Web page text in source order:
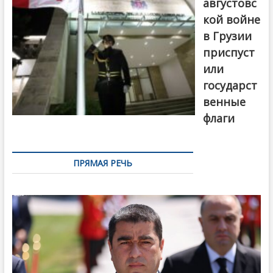
кой войне
в Грузии
приспуст
или
государст
венные
флаги
ПРЯМАЯ РЕЧЬ